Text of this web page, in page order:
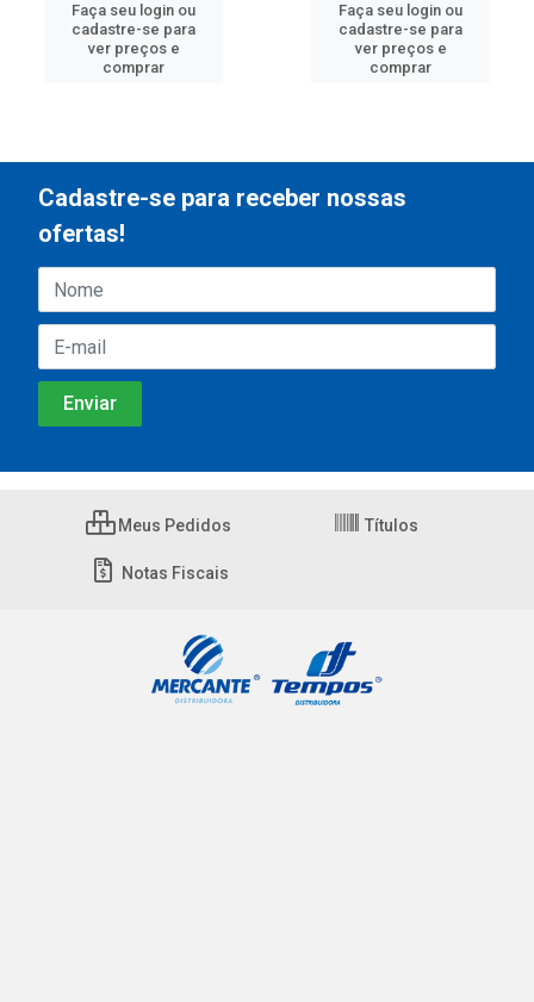
Faça seu login ou
cadastre-se para
ver preços e
comprar
Faça seu login ou
cadastre-se para
ver preços e
comprar
Cadastre-se para receber nossas
ofertas!
Meus Pedidos Títulos
Notas Fiscais